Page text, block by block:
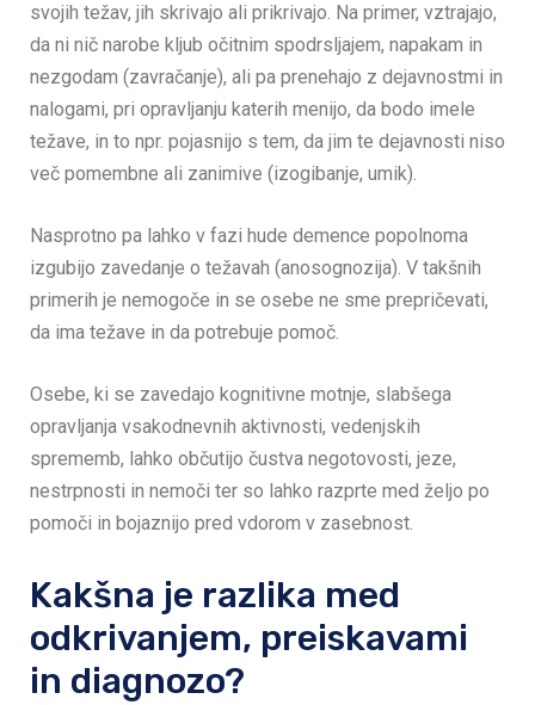
svojih težav, jih skrivajo ali prikrivajo. Na primer, vztrajajo,
da ni nič narobe kljub očitnim spodrsljajem, napakam in
nezgodam (zavračanje), ali pa prenehajo z dejavnostmi in
nalogami, pri opravljanju katerih menijo, da bodo imele
težave, in to npr. pojasnijo s tem, da jim te dejavnosti niso
več pomembne ali zanimive (izogibanje, umik).
Nasprotno pa lahko v fazi hude demence popolnoma
izgubijo zavedanje o težavah (anosognozija). V takšnih
primerih je nemogoče in se osebe ne sme prepričevati,
da ima težave in da potrebuje pomoč.
Osebe, ki se zavedajo kognitivne motnje, slabšega
opravljanja vsakodnevnih aktivnosti, vedenjskih
sprememb, lahko občutijo čustva negotovosti, jeze,
nestrpnosti in nemoči ter so lahko razprte med željo po
pomoči in bojaznijo pred vdorom v zasebnost.
Kakšna je razlika med
odkrivanjem, preiskavami
in diagnozo?